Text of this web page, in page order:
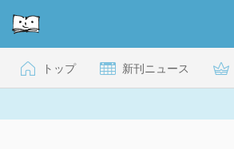
トップ 新刊ニュース